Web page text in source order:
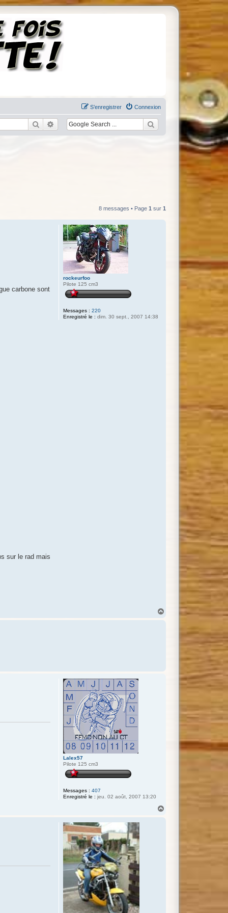
Connexion
S’enregistrer
RechercherRecherche avancée
8 messages • Page 1 sur 1
rockeurfoo
Pilote 125 cm3
Messages : 220
Enregistré le : dim. 30 sept., 2007 14:38
carbone sont
sur le rad mais
Lalex57
Pilote 125 cm3
Messages : 407
Enregistré le : jeu. 02 août, 2007 13:20